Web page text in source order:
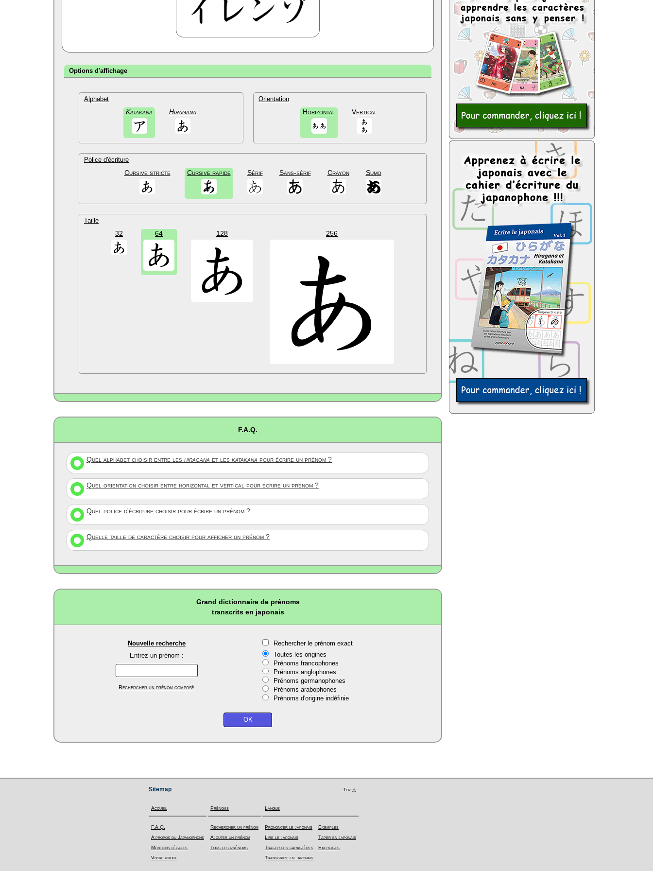
Options d'affichage
Alphabet
Katakana Hiragana
Orientation
Horizontal Vertical
Police d'écriture
Cursive stricte Cursive rapide Sérif Sans-sérif Crayon Sumo
Taille
32 64 128 256
F.A.Q.
Quel alphabet choisir entre les hiragana et les katakana pour écrire un prénom ?
Quel orientation choisir entre horizontal et vertical pour écrire un prénom ?
Quel police d'écriture choisir pour écrire un prénom ?
Quelle taille de caractère choisir pour afficher un prénom ?
Grand dictionnaire de prénoms
transcrits en japonais
Nouvelle recherche
Entrez un prénom :
Rechercher un prénom composé.
Rechercher le prénom exact
Toutes les origines
Prénoms francophones
Prénoms anglophones
Prénoms germanophones
Prénoms arabophones
Prénoms d'origine indéfinie
Sitemap Top △
Accueil
F.A.Q.
A propos du Japanophone
Mentions légales
Votre profil
Prénoms
Rechercher un prénom
Ajouter un prénom
Tous les prénoms
Langue
Prononcer le japonais
Lire le japonais
Tracer les caractères
Transcrire en japonais
Exemples
Taper en japonais
Exercices